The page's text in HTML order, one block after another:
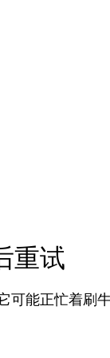
重试
可能正忙着刷